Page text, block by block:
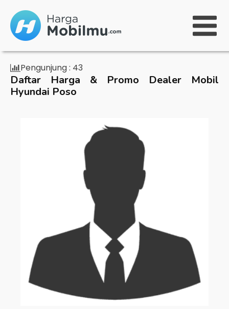
Pengunjung : 43
Daftar Harga & Promo Dealer Mobil
Hyundai Poso